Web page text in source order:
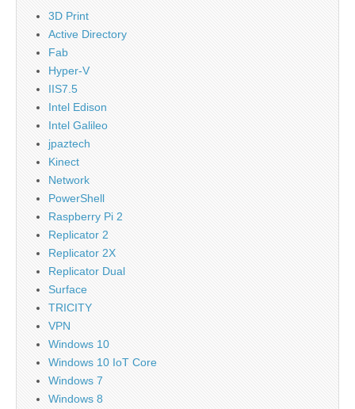
3D Print
Active Directory
Fab
Hyper-V
IIS7.5
Intel Edison
Intel Galileo
jpaztech
Kinect
Network
PowerShell
Raspberry Pi 2
Replicator 2
Replicator 2X
Replicator Dual
Surface
TRICITY
VPN
Windows 10
Windows 10 IoT Core
Windows 7
Windows 8